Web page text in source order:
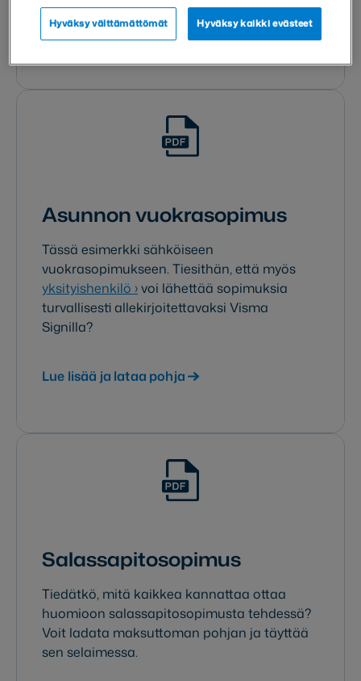
Lue lisää ja lataa pohja
Asunnon vuokrasopimus
Tässä esimerkki sähköiseen
vuokrasopimukseen. Tiesithän, että myös
yksityishenkilö ›voi lähettää sopimuksia
turvallisesti allekirjoitettavaksi Visma
Signilla?
Lue lisää ja lataa pohja
Salassapito­sopimus
Tiedätkö, mitä kaikkea kannattaa ottaa
huomioon salassapitosopimusta tehdessä?
Voit ladata maksuttoman pohjan ja täyttää
sen selaimessa.
Hyväksy välttämättömät Hyväksy kaikki evästeet